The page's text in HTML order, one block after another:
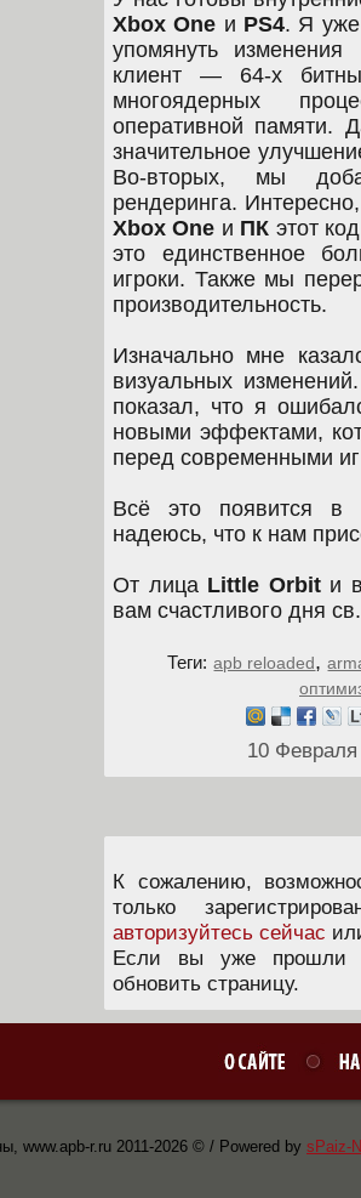
Xbox One и PS4. Я уже
упомянуть
клиент — 64-х
многоядерных
оперативной памяти.
значительное
Во-вторых, мы
рендеринга.
Xbox One и ПК этот
это единственное
игроки. Также мы
производительность.
Изначально мне
визуальных
показал, что я
новыми эффектами,
перед современными
Всё это появится
надеюсь, что к нам
От лица Little Orbitи
вам счастливого дня
Теги: apb reloaded,
10
К сожалению,
только
авторизуйтесь сейчас
Если вы уже прошли
обновить страницу.
www.apb-r.ru 2011-2026 © / Powered by sPaiz-